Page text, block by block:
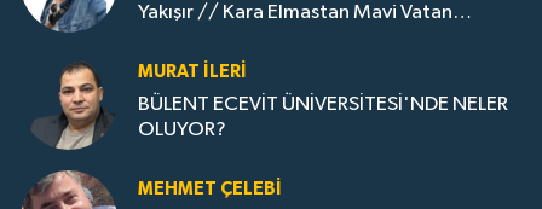
Yakışır // ​Kara Elmastan Mavi Vatan
MURAT İLERI
BÜLENT ECEVİT ÜNİVERSİTESİ'NDE NELER
OLUYOR?
MEHMET ÇELEBI